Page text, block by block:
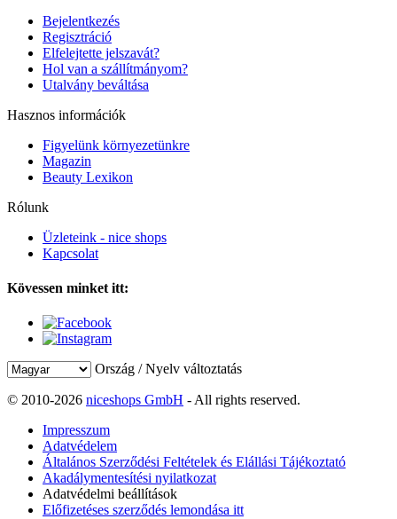
Bejelentkezés
Regisztráció
Elfelejtette jelszavát?
Hol van a szállítmányom?
Utalvány beváltása
Hasznos információk
Figyelünk környezetünkre
Magazin
Beauty Lexikon
Rólunk
Üzleteink - nice shops
Kapcsolat
Kövessen minket itt:
Ország / Nyelv változtatás
© 2010-2026 niceshops GmbH - All rights reserved.
Impresszum
Adatvédelem
Általános Szerződési Feltételek és Elállási Tájékoztató
Akadálymentesítési nyilatkozat
Adatvédelmi beállítások
Előfizetéses szerződés lemondása itt